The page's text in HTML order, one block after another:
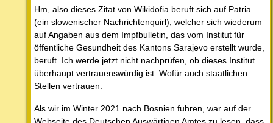
Hm, also dieses Zitat von Wikidofia beruft sich auf Patria
(ein slowenischer Nachrichtenquirl), welcher sich wiederum
auf Angaben aus dem Impfbulletin, das vom Institut für
öffentliche Gesundheit des Kantons Sarajevo erstellt wurde,
beruft. Ich werde jetzt nicht nachprüfen, ob dieses Institut
überhaupt vertrauenswürdig ist. Wofür auch staatlichen
Stellen vertrauen.
Als wir im Winter 2021 nach Bosnien fuhren, war auf der